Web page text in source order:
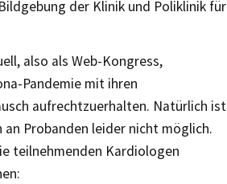
der Klinik und Poliklinik für
also als Web-Kongress,
Pandemie mit ihren
aufrechtzuerhalten. Natürlich ist
Probanden leider nicht möglich.
teilnehmenden Kardiologen